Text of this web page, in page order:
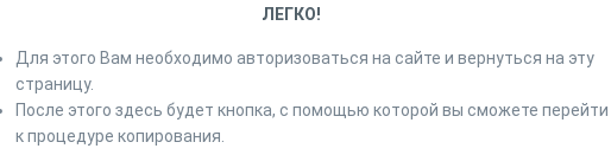
ЛЕГКО!
Для этого Вам необходимо авторизоваться на сайте и вернуться на эту
страницу.
После этого здесь будет кнопка, с помощью которой вы сможете перейти
к процедуре копирования.